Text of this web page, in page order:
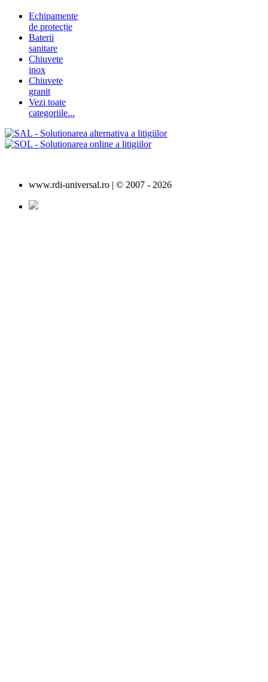
Echipamente
de protecție
Baterii
sanitare
Chiuvete
inox
Chiuvete
granit
Vezi toate
categoriile...
www.rdi-universal.ro | © 2007 - 2026